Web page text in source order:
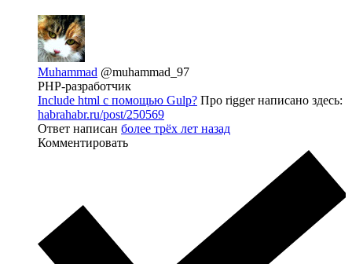
Muhammad @muhammad_97
PHP-разработчик
Include html с помощью Gulp? Про rigger написано здесь:
habrahabr.ru/post/250569
Ответ написан более трёх лет назад
Комментировать